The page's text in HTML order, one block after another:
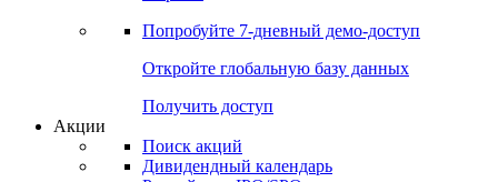
Cbonds Pages
Опросы
Попробуйте7-дневный
Откройте глобальную базу данных